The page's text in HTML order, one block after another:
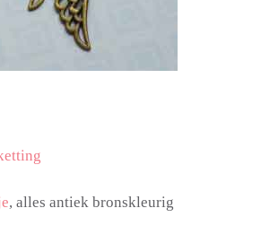
, alles antiek bronskleurig